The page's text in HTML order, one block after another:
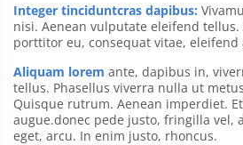
Integer tinciduntcras dapibus:
nisi. Aenean vulputate eleifend tellus.
porttitor eu, consequat vitae,
Aliquam lorem ante, dapibus in,
tellus. Phasellus viverra nulla ut
Quisque rutrum. Aenean imperdiet.
augue.donec pede justo, fringilla vel,
eget, arcu. In enim justo, rhoncus.